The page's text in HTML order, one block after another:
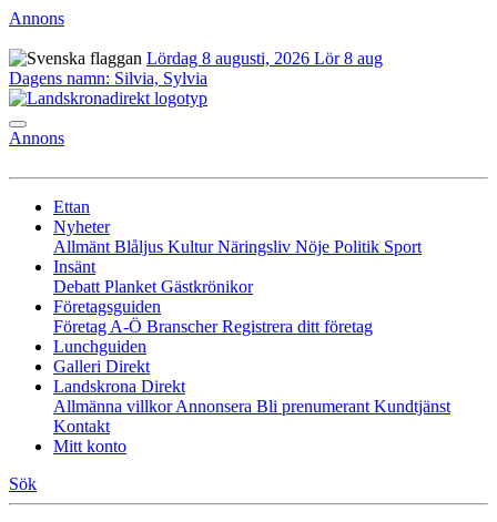
Annons
Lördag 8 augusti, 2026 Lör 8 aug
Dagens namn: Silvia, Sylvia
Annons
Ettan
Nyheter
Allmänt Blåljus KulturNäringsliv Nöje Politik Sport
Insänt
Debatt Planket Gästkrönikor
Företagsguiden
Företag A-Ö BranscherRegistrera ditt företag
Lunchguiden
Galleri Direkt
Landskrona Direkt
Allmänna villkorAnnonsera Bli prenumerant Kundtjänst
Kontakt
Mitt konto
Sök